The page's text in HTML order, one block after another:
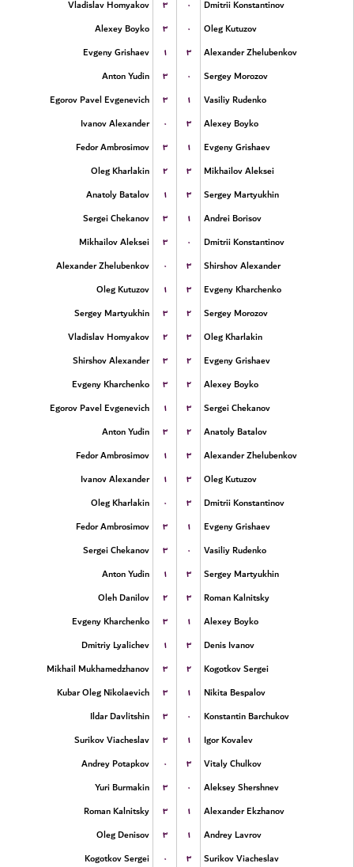
Vladislav Homyakov
۳ ۰
Dmitrii Konstantinov
Alexey Boyko
۳ ۰
Oleg Kutuzov
Evgeny Grishaev
۱ ۳
Alexander Zhelubenkov
Anton Yudin
۳ ۰
Sergey Morozov
Egorov Pavel Evgenevich
۳ ۱
Vasiliy Rudenko
Ivanov Alexander
۰ ۳
Alexey Boyko
Fedor Ambrosimov
۳ ۱
Evgeny Grishaev
Oleg Kharlakin
۲ ۳
Mikhailov Aleksei
Anatoly Batalov
۱ ۳
Sergey Martyukhin
Sergei Chekanov
۳ ۱
Andrei Borisov
Mikhailov Aleksei
۳ ۰
Dmitrii Konstantinov
Alexander Zhelubenkov
۰ ۳
Shirshov Alexander
Oleg Kutuzov
۱ ۳
Evgeny Kharchenko
Sergey Martyukhin
۳ ۲
Sergey Morozov
Vladislav Homyakov
۲ ۳
Oleg Kharlakin
Shirshov Alexander
۳ ۲
Evgeny Grishaev
Evgeny Kharchenko
۳ ۲
Alexey Boyko
Egorov Pavel Evgenevich
۱ ۳
Sergei Chekanov
Anton Yudin
۳ ۲
Anatoly Batalov
Fedor Ambrosimov
۱ ۳
Alexander Zhelubenkov
Ivanov Alexander
۱ ۳
Oleg Kutuzov
Oleg Kharlakin
۰ ۳
Dmitrii Konstantinov
Fedor Ambrosimov
۳ ۱
Evgeny Grishaev
Sergei Chekanov
۳ ۰
Vasiliy Rudenko
Anton Yudin
۱ ۳
Sergey Martyukhin
Oleh Danilov
۲ ۳
Roman Kalnitsky
Evgeny Kharchenko
۳ ۱
Alexey Boyko
Dmitriy Lyalichev
۱ ۳
Denis Ivanov
Mikhail Mukhamedzhanov
۳ ۲
Kogotkov Sergei
Kubar Oleg Nikolaevich
۳ ۱
Nikita Bespalov
Ildar Davlitshin
۳ ۰
Konstantin Barchukov
Surikov Viacheslav
۳ ۱
Igor Kovalev
Andrey Potapkov
۰ ۳
Vitaly Chulkov
Yuri Burmakin
۳ ۰
Aleksey Shershnev
Roman Kalnitsky
۳ ۱
Alexander Ekzhanov
Oleg Denisov
۳ ۱
Andrey Lavrov
Kogotkov Sergei
۰ ۳ Surikov Viacheslav